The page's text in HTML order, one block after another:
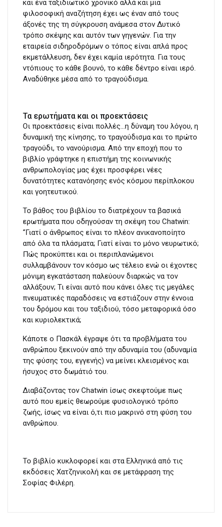
και ένα ταξιδιωτικό χρονικό αλλά και μια
φιλοσοφική αναζήτηση έχει ως έναν από τους
άξονές της τη σύγκρουση ανάμεσα στον Δυτικό
τρόπο σκέψης και αυτόν των γηγενών. Για την
εταιρεία σιδηροδρόμων ο τόπος είναι απλά προς
εκμετάλλευση, δεν έχει καμία ιερότητα. Για τους
ντόπιους το κάθε βουνό, το κάθε δέντρο είναι ιερό.
Αναδύθηκε μέσα από το τραγούδισμα.
Τα ερωτήματα και οι προεκτάσεις
Οι προεκτάσεις είναι πολλές…η δύναμη του λόγου, η
δυναμική της κίνησης, το τραγούδισμα και το πρώτο
τραγούδι, το νανούρισμα. Από την εποχή που το
βιβλίο γράφτηκε η επιστήμη της κοινωνικής
ανθρωπολογίας μας έχει προσφέρει νέες
δυνατότητες κατανόησης ενός κόσμου περίπλοκου
και γοητευτικού.
Το βάθος του βιβλίου το διατρέχουν τα βασικά
ερωτήματα που οδηγούσαν τη σκέψη του Chatwin:
“Γιατί ο άνθρωπος είναι το πλέον ανικανοποίητο
από όλα τα πλάσματα; Γιατί είναι το μόνο νευρωτικό;
Πώς προκύπτει και οι περιπλανώμενοι
συλλαμβάνουν τον κόσμο ως τέλειο ενώ οι έχοντες
μόνιμη εγκατάσταση παλεύουν διαρκώς να τον
αλλάξουν; Τι είναι αυτό που κάνει όλες τις μεγάλες
πνευματικές παραδόσεις να εστιάζουν στην έννοια
του δρόμου και του ταξιδιού, τόσο μεταφορικά όσο
και κυριολεκτικά;
Κάποτε ο Πασκάλ έγραψε ότι τα προβλήματα του
ανθρώπου ξεκινούν από την αδυναμία του (αδυναμία
της φύσης του, εγγενής) να μείνει κλεισμένος και
ήσυχος στο δωμάτιό του.
Διαβάζοντας τον Chatwin ίσως σκεφτούμε πως
αυτό που εμείς θεωρούμε φυσιολογικό τρόπο
ζωής, ίσως να είναι ό,τι πιο μακρινό στη φύση του
ανθρώπου.
Το βιβλίο κυκλοφορεί και στα Ελληνικά από τις
εκδόσεις Χατζηνικολή και σε μετάφραση της
Σοφίας Φιλέρη.